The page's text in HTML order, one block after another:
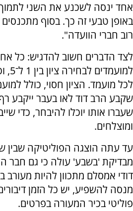
אחד ינסה לשכנע את השני
באופן טבעי זה כך. בסוף
רוב חברי הוועדה".
לצד הדברים חשוב להדגיש: כל
לכל מועמד. הציון חסוי, כולל
שקבע הרב דוד לאו בעבר ייקבע
שעברו אותו יוכלו להיבחר, כדי
ומוצלחים.
עד עתה הוצגה הפוליטיקה שבין
מבדיקת 'בשבע' עולה כי גם חבר
דודי אמסלם מתכוון להיות
מנסה להשפיע, יש כל הזמן
פוליטי בכיר המעורה בפרטים.